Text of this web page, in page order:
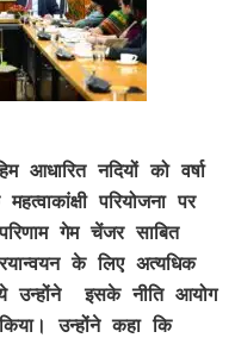
आधारित नदियों को वर्षा
परियोजना पर
गेम चेंजर साबित
के लिए अत्यधिक
उन्होंने इसके नीति आयोग
उन्होंने कहा कि